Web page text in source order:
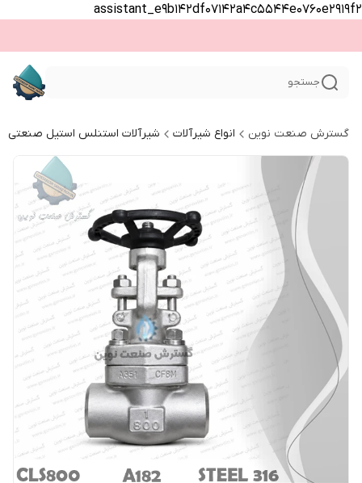
assistant_e9b142df07142a4c5544e0760e2919f2
جستجو
گسترش صنعت نوین انواع شیرآلات شیرآلات استنلس استیل صنعتی